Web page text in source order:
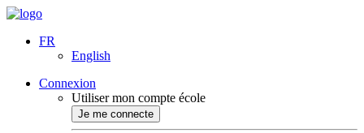
FR
English
Connexion
Utiliser mon compte école
Je me connecte